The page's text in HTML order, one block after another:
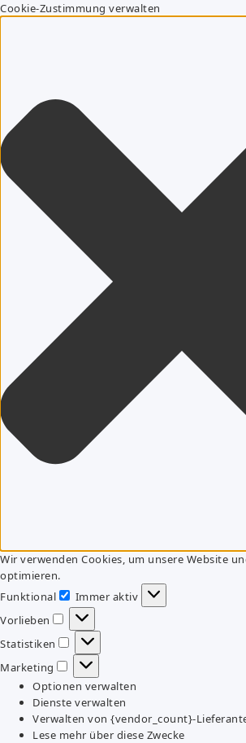
Cookie-Zustimmung verwalten
Wir verwenden Cookies, um unsere Website
optimieren.
Funktional
Funktional
Immer aktiv
Vorlieben
Vorlieben
Statistiken
Statistiken
Marketing
Marketing
Optionen verwalten
Dienste verwalten
Verwalten von {vendor_count}-
Lese mehr über diese Zwecke